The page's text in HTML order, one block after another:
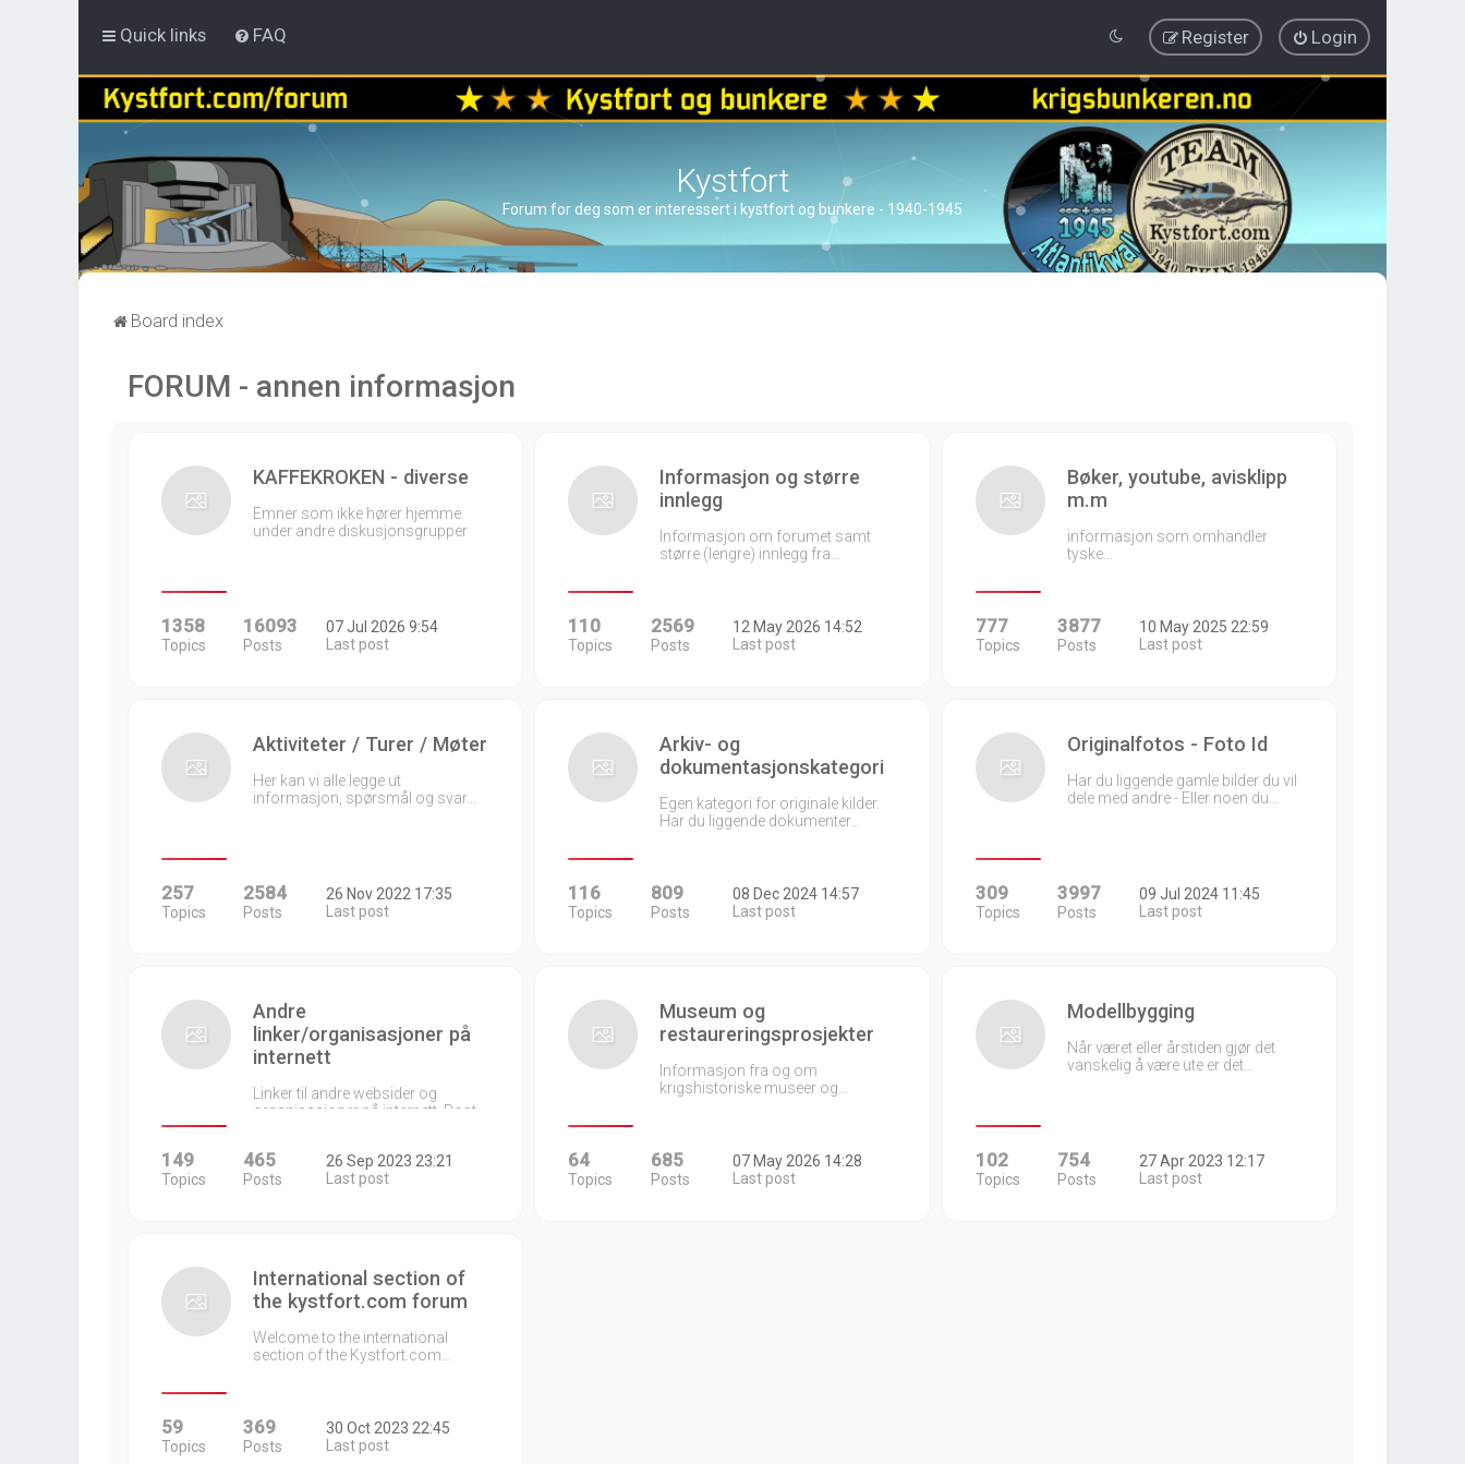
Quick links FAQ Login
Register
Kystfort
Forum for deg som er interessert i kystfort og bunkere - 1940-1945
Board index
FORUM - annen informasjon
KAFFEKROKEN - diverse
Emner som ikke hører hjemme
under andre diskusjonsgrupper
1358
Topics
16093
Posts
07 Jul 2026 9:54
Last post
Informasjon og større
innlegg
Informasjon om forumet samt
større (lengre) innlegg fra…
110
Topics
2569
Posts
12 May 2026 14:52
Last post
Bøker, youtube, avisklipp
m.m
informasjon som omhandler
tyske…
777
Topics
3877
Posts
10 May 2025 22:59
Last post
Aktiviteter / Turer / Møter
Her kan vi alle legge ut
informasjon, spørsmål og svar…
257
Topics
2584
Posts
26 Nov 2022 17:35
Last post
Arkiv- og
dokumentasjonskategori
Egen kategori for originale kilder.
Har du liggende dokumenter…
116
Topics
809
Posts
08 Dec 2024 14:57
Last post
Originalfotos - Foto Id
Har du liggende gamle bilder du vil
dele med andre - Eller noen du…
309
Topics
3997
Posts
09 Jul 2024 11:45
Last post
Andre
linker/organisasjoner på
internett
Linker til andre websider og
organisasjoner på internett. Post…
149
Topics
465
Posts
26 Sep 2023 23:21
Last post
Museum og
restaureringsprosjekter
Informasjon fra og om
krigshistoriske museer og…
64
Topics
685
Posts
07 May 2026 14:28
Last post
Modellbygging
Når været eller årstiden gjør det
vanskelig å være ute er det…
102
Topics
754
Posts
27 Apr 2023 12:17
Last post
International section of
the kystfort.com forum
Welcome to the international
section of the Kystfort.com…
59
Topics
369
Posts
30 Oct 2023 22:45
Last post